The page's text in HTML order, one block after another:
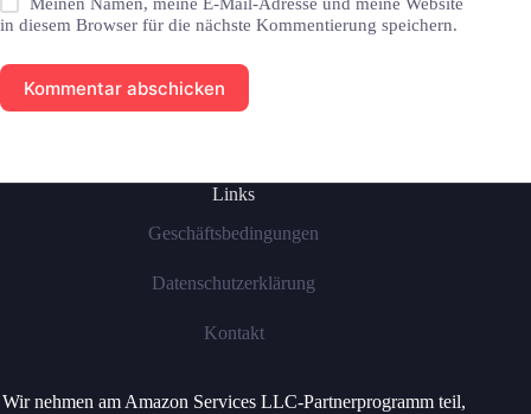
Meinen Namen, meine E-Mail-Adresse und meine Website
in diesem Browser für die nächste Kommentierung speichern.
Kommentar abschicken
Links
Geschäftsbedingungen
Datenschutzerklärung
Kontakt
Wir nehmen am Amazon Services LLC-Partnerprogramm teil,